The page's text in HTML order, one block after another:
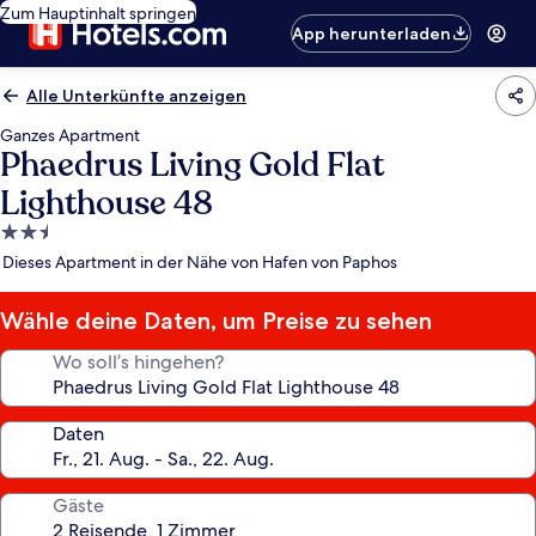
Zum Hauptinhalt springen
App herunterladen
Alle Unterkünfte anzeigen
Ganzes Apartment
Phaedrus Living Gold Flat
Lighthouse 48
2.5-
Sterne-
Dieses Apartment in der Nähe von Hafen von Paphos
Wähle deine Daten, um Preise zu sehen
Wo soll’s hingehen?
Daten
Gäste